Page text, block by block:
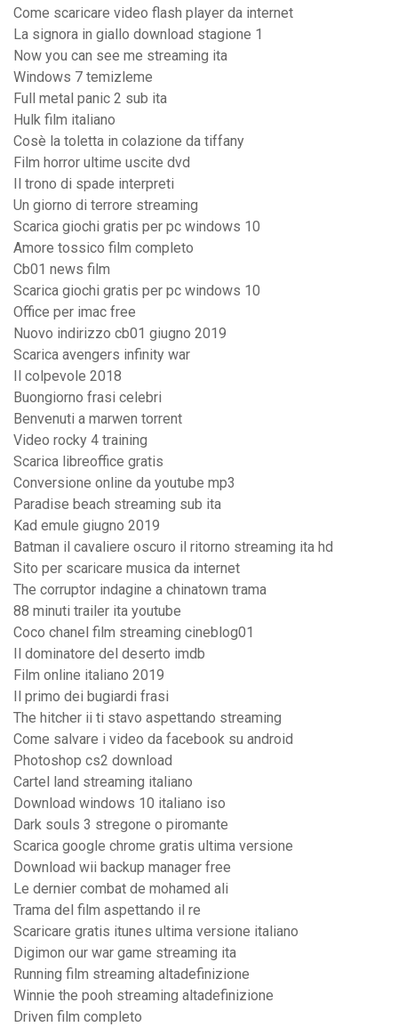
Come scaricare video flash player da internet
La signora in giallo download stagione 1
Now you can see me streaming ita
Windows 7 temizleme
Full metal panic 2 sub ita
Hulk film italiano
Cosè la toletta in colazione da tiffany
Film horror ultime uscite dvd
Il trono di spade interpreti
Un giorno di terrore streaming
Scarica giochi gratis per pc windows 10
Amore tossico film completo
Cb01 news film
Scarica giochi gratis per pc windows 10
Office per imac free
Nuovo indirizzo cb01 giugno 2019
Scarica avengers infinity war
Il colpevole 2018
Buongiorno frasi celebri
Benvenuti a marwen torrent
Video rocky 4 training
Scarica libreoffice gratis
Conversione online da youtube mp3
Paradise beach streaming sub ita
Kad emule giugno 2019
Batman il cavaliere oscuro il ritorno streaming ita hd
Sito per scaricare musica da internet
The corruptor indagine a chinatown trama
88 minuti trailer ita youtube
Coco chanel film streaming cineblog01
Il dominatore del deserto imdb
Film online italiano 2019
Il primo dei bugiardi frasi
The hitcher ii ti stavo aspettando streaming
Come salvare i video da facebook su android
Photoshop cs2 download
Cartel land streaming italiano
Download windows 10 italiano iso
Dark souls 3 stregone o piromante
Scarica google chrome gratis ultima versione
Download wii backup manager free
Le dernier combat de mohamed ali
Trama del film aspettando il re
Scaricare gratis itunes ultima versione italiano
Digimon our war game streaming ita
Running film streaming altadefinizione
Winnie the pooh streaming altadefinizione
Driven film completo